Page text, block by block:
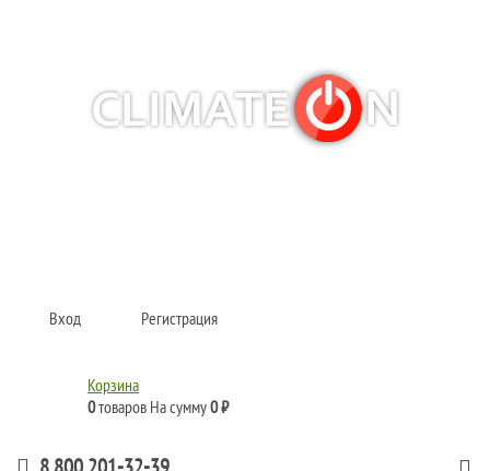
Вход Регистрация
Корзина
0товаров На сумму0 ₽